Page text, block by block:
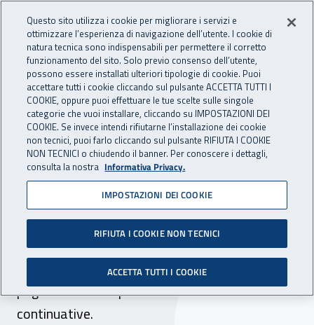
INAIL - Istituto Nazionale
Apri cerca
Navigazione principale
Navigazione - Ti trovi in:
Home Inail comunica Avvisi
Emergenza Covid-19.
Prestazioni economiche
non continuative: modalità
di pagamento
Fornite le istruzioni per le modalità di
pagamento delle prestazioni economiche non
continuative.
Questo sito utilizza i cookie per migliorare i servizi e
ottimizzare l’esperienza di navigazione dell’utente. I cookie di
natura tecnica sono indispensabili per permettere il corretto
funzionamento del sito. Solo previo consenso dell’utente,
possono essere installati ulteriori tipologie di cookie. Puoi
accettare tutti i cookie cliccando sul pulsante ACCETTA TUTTI I
COOKIE, oppure puoi effettuare le tue scelte sulle singole
categorie che vuoi installare, cliccando su IMPOSTAZIONI DEI
COOKIE. Se invece intendi rifiutarne l’installazione dei cookie
non tecnici, puoi farlo cliccando sul pulsante RIFIUTA I COOKIE
NON TECNICI o chiudendo il banner. Per conoscere i dettagli,
consulta la nostra Informativa Privacy.
IMPOSTAZIONI DEI COOKIE
RIFIUTA I COOKIE NON TECNICI
ACCETTA TUTTI I COOKIE